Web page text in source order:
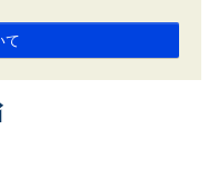
て